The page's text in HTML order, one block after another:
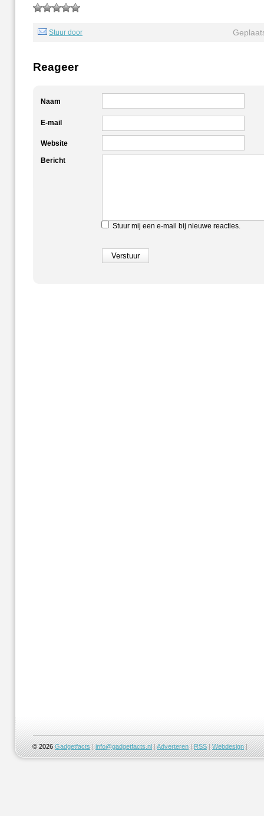
Stuur door
Reageer
Naam
E-mail
Website
Bericht
Stuur mij een e-mail bij nieuwe reacties.
© 2026Gadgetfacts |info@gadgetfacts.nl|Adverteren|RSS|Webdesign|